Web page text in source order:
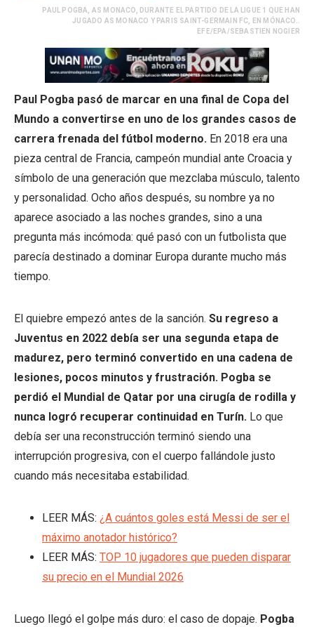
PAUL POGBA, AS MONACO, DURANTE EL PARTIDO DE LA LIGUE 1 QUE HAN
JUGADO AS MONACO Y PARIS SAINT-GERMAIN FC, EN MÓNACO..
EFE/EPA/SEBASTIEN NOGIER
Paul Pogba pasó de marcar en una final de Copa del
Mundo a convertirse en uno de los grandes casos de
carrera frenada del fútbol moderno. En 2018 era una
pieza central de Francia, campeón mundial ante Croacia y
símbolo de una generación que mezclaba músculo, talento
y personalidad. Ocho años después, su nombre ya no
aparece asociado a las noches grandes, sino a una
pregunta más incómoda: qué pasó con un futbolista que
parecía destinado a dominar Europa durante mucho más
tiempo.
El quiebre empezó antes de la sanción. Su regreso a
Juventus en 2022 debía ser una segunda etapa de
madurez, pero terminó convertido en una cadena de
lesiones, pocos minutos y frustración. Pogba se
perdió el Mundial de Qatar por una cirugía de rodilla y
nunca logró recuperar continuidad en Turín. Lo que
debía ser una reconstrucción terminó siendo una
interrupción progresiva, con el cuerpo fallándole justo
cuando más necesitaba estabilidad.
LEER MÁS: ¿A cuántos goles está Messi de ser el
máximo anotador histórico?
LEER MÁS: TOP 10 jugadores que pueden disparar
su precio en el Mundial 2026
Luego llegó el golpe más duro: el caso de dopaje. Pogba